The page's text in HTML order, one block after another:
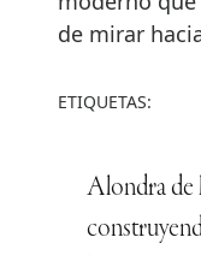
de mirar
ETIQUETAS:
Alondra de